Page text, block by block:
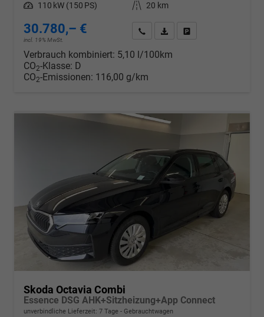
Leistung 110 kW (150 PS) Kilometerstand 20 km
30.780,– €
incl. 19% MwSt.
Wir rufen Sie anPDF-Datei, Fahrzeugexposé
Verbrauch kombiniert: 5,10 l/100km
CO2-Klasse: D
CO2-Emissionen: 116,00 g/km
Skoda Octavia Combi
Essence DSG AHK+Sitzheizung+App Connect
unverbindliche Lieferzeit: 7 Tage Gebrauchtwagen